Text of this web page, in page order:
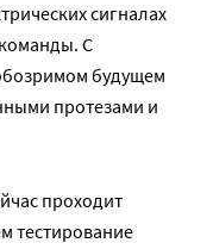
сигналах
С
будущем
протезами и
проходит
тестирование